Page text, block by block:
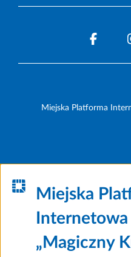
Miejska Platforma
Miejska
Internetowa
„Magiczny